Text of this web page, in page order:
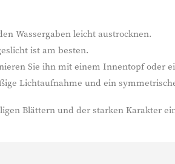
Wassergaben leicht austrocknen.
ist am besten.
Sie ihn mit einem Innentopf oder
Lichtaufnahme und ein
Blättern und der starken Karakter